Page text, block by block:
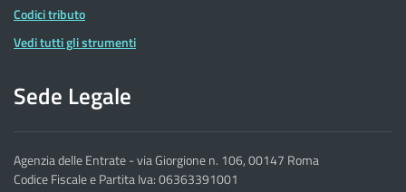
Codici tributo
Vedi tutti gli strumenti
Sede Legale
Agenzia delle Entrate - via Giorgione n. 106, 00147 Roma
Codice Fiscale e Partita Iva: 06363391001